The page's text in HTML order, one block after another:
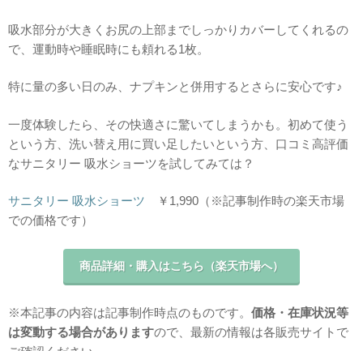
吸水部分が大きくお尻の上部までしっかりカバーしてくれるの
で、運動時や睡眠時にも頼れる1枚。
特に量の多い日のみ、ナプキンと併用するとさらに安心です♪
一度体験したら、その快適さに驚いてしまうかも。初めて使う
という方、洗い替え用に買い足したいという方、口コミ高評価
なサニタリー 吸水ショーツを試してみては？
サニタリー 吸水ショーツ ￥1,990（※記事制作時の楽天市場
での価格です）
商品詳細・購入はこちら（楽天市場へ）
※本記事の内容は記事制作時点のものです。 価格・在庫状況等
は変動する場合がありますので、最新の情報は各販売サイトで